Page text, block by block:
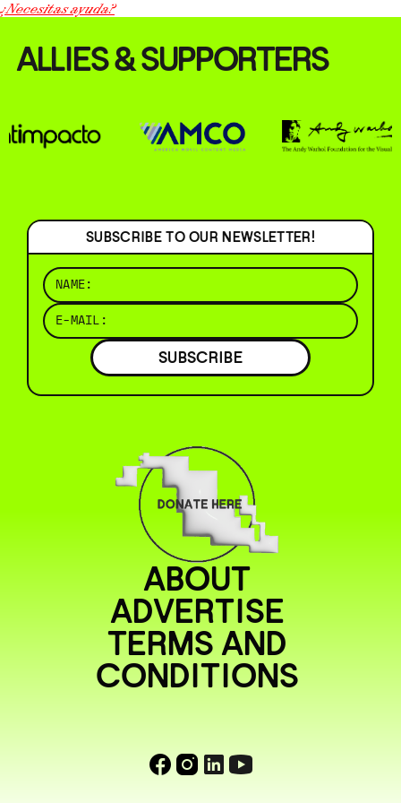
¿Necesitas ayuda?
ALLIES & SUPPORTERS
SUBSCRIBE TO OUR NEWSLETTER!
SUBSCRIBE
ABOUT
ADVERTISE
TERMS AND
CONDITIONS